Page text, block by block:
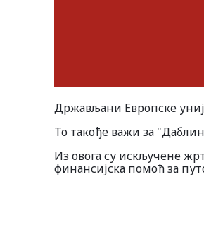
Држављани Европске
То такође важи за
Из овога су искључене
финансијска помоћ за